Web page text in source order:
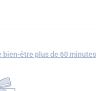
bien-être plus de 60 minutes